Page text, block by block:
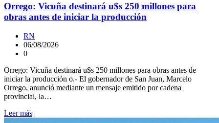
Orrego: Vicuña destinará u$s 250 millones para
obras antes de iniciar la producción
RN
06/08/2026
0
Orrego: Vicuña destinará u$s 250 millones para obras antes de
iniciar la producción o.- El gobernador de San Juan, Marcelo
Orrego, anunció mediante un mensaje emitido por cadena
provincial, la…
Leer más